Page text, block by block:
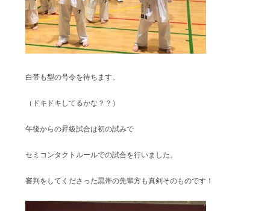
白帯も型の号令を待ちます。
（ドキドキしてるかな？？）
午後からの昇級試合は初の試みで
セミコンタクトルールでの試合を行いました。
審判をしてくださった黒帯の先輩方も真剣そのものです！